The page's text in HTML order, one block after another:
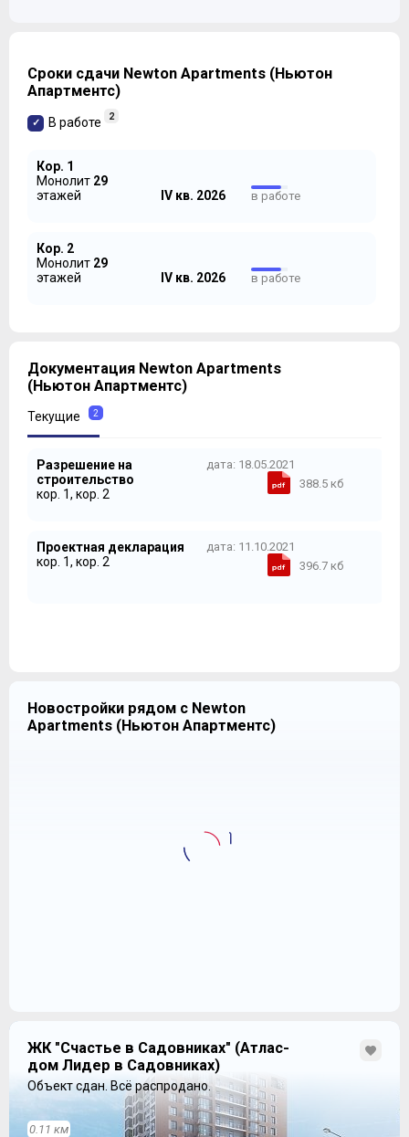
Сроки сдачи Newton Apartments (Ньютон
Апартментс)
В работе 2
Кор. 1
Монолит 29
этажей
IV кв. 2026 в работе
Кор. 2
Монолит 29
этажей
IV кв. 2026 в работе
Документация Newton Apartments
(Ньютон Апартментс)
Текущие 2
Разрешение на
строительство
кор. 1, кор. 2
дата: 18.05.2021
388.5 кб
Проектная декларация
кор. 1, кор. 2
дата: 11.10.2021
396.7 кб
Новостройки рядом с Newton
Apartments (Ньютон Апартментс)
ЖК "Счастье в Садовниках" (Атлас-
дом Лидер в Садовниках)
Объект сдан. Всё распродано.
0.11 км